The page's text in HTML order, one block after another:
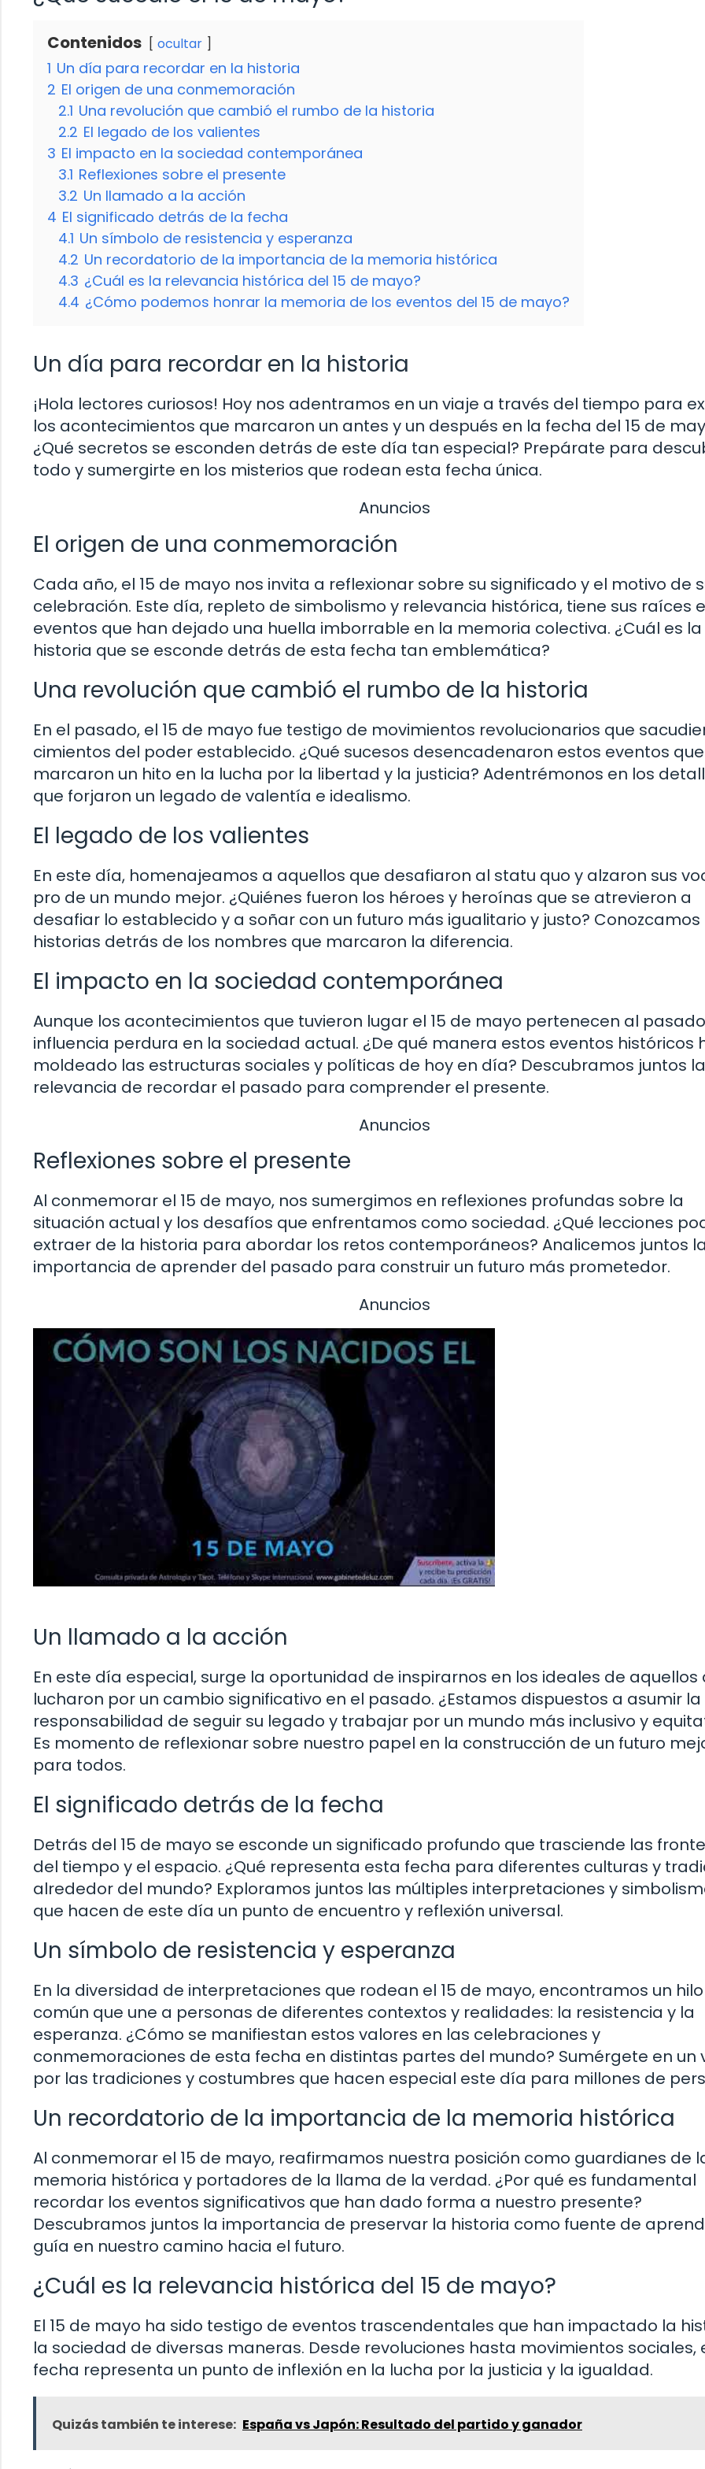
Contenidos ocultar
1 Un día para recordar en la historia
2 El origen de una conmemoración
2.1 Una revolución que cambió el rumbo de la historia
2.2 El legado de los valientes
3 El impacto en la sociedad contemporánea
3.1 Reflexiones sobre el presente
3.2 Un llamado a la acción
4 El significado detrás de la fecha
4.1 Un símbolo de resistencia y esperanza
4.2 Un recordatorio de la importancia de la memoria histórica
4.3 ¿Cuál es la relevancia histórica del 15 de mayo?
4.4 ¿Cómo podemos honrar la memoria de los eventos del 15 de mayo?
Un día para recordar en la historia
¡Hola lectores curiosos! Hoy nos adentramos en un viaje a través del tiempo para
los acontecimientos que marcaron un antes y un después en la fecha del 15 de
¿Qué secretos se esconden detrás de este día tan especial? Prepárate para
todo y sumergirte en los misterios que rodean esta fecha única.
Anuncios
El origen de una conmemoración
Cada año, el 15 de mayo nos invita a reflexionar sobre su significado y el motivo de
celebración. Este día, repleto de simbolismo y relevancia histórica, tiene sus raíces
eventos que han dejado una huella imborrable en la memoria colectiva. ¿Cuál es la
historia que se esconde detrás de esta fecha tan emblemática?
Una revolución que cambió el rumbo de la historia
En el pasado, el 15 de mayo fue testigo de movimientos revolucionarios que
cimientos del poder establecido. ¿Qué sucesos desencadenaron estos eventos que
marcaron un hito en la lucha por la libertad y la justicia? Adentrémonos en los
que forjaron un legado de valentía e idealismo.
El legado de los valientes
En este día, homenajeamos a aquellos que desafiaron al statu quo y alzaron sus
pro de un mundo mejor. ¿Quiénes fueron los héroes y heroínas que se atrevieron a
desafiar lo establecido y a soñar con un futuro más igualitario y justo? Conozcamos
historias detrás de los nombres que marcaron la diferencia.
El impacto en la sociedad contemporánea
Aunque los acontecimientos que tuvieron lugar el 15 de mayo pertenecen al
influencia perdura en la sociedad actual. ¿De qué manera estos eventos históricos
moldeado las estructuras sociales y políticas de hoy en día? Descubramos juntos la
relevancia de recordar el pasado para comprender el presente.
Anuncios
Reflexiones sobre el presente
Al conmemorar el 15 de mayo, nos sumergimos en reflexiones profundas sobre la
situación actual y los desafíos que enfrentamos como sociedad. ¿Qué lecciones
extraer de la historia para abordar los retos contemporáneos? Analicemos juntos la
importancia de aprender del pasado para construir un futuro más prometedor.
Anuncios
Un llamado a la acción
En este día especial, surge la oportunidad de inspirarnos en los ideales de aquellos
lucharon por un cambio significativo en el pasado. ¿Estamos dispuestos a asumir la
responsabilidad de seguir su legado y trabajar por un mundo más inclusivo y
Es momento de reflexionar sobre nuestro papel en la construcción de un futuro
para todos.
El significado detrás de la fecha
Detrás del 15 de mayo se esconde un significado profundo que trasciende las
del tiempo y el espacio. ¿Qué representa esta fecha para diferentes culturas y
alrededor del mundo? Exploramos juntos las múltiples interpretaciones y
que hacen de este día un punto de encuentro y reflexión universal.
Un símbolo de resistencia y esperanza
En la diversidad de interpretaciones que rodean el 15 de mayo, encontramos un hilo
común que une a personas de diferentes contextos y realidades: la resistencia y la
esperanza. ¿Cómo se manifiestan estos valores en las celebraciones y
conmemoraciones de esta fecha en distintas partes del mundo? Sumérgete en un
por las tradiciones y costumbres que hacen especial este día para millones de
Un recordatorio de la importancia de la memoria histórica
Al conmemorar el 15 de mayo, reafirmamos nuestra posición como guardianes de
memoria histórica y portadores de la llama de la verdad. ¿Por qué es fundamental
recordar los eventos significativos que han dado forma a nuestro presente?
Descubramos juntos la importancia de preservar la historia como fuente de
guía en nuestro camino hacia el futuro.
¿Cuál es la relevancia histórica del 15 de mayo?
El 15 de mayo ha sido testigo de eventos trascendentales que han impactado la
la sociedad de diversas maneras. Desde revoluciones hasta movimientos sociales,
fecha representa un punto de inflexión en la lucha por la justicia y la igualdad.
Quizás también te interese: España vs Japón: Resultado del partido y ganador